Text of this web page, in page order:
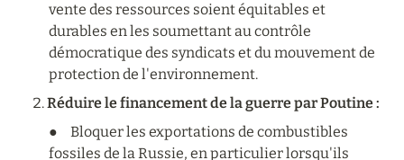
vente des ressources soient équitables et
durables en les soumettant au contrôle
démocratique des syndicats et du mouvement de
protection de l'environnement.
Réduire le financement de la guerre par Poutine :
●	Bloquer les exportations de combustibles
fossiles de la Russie, en particulier lorsqu'ils